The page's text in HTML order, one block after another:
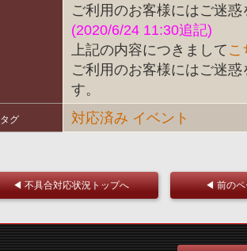
ご利用のお客様にはご迷
(2020/6/24 11:30追記)
上記の内容につきましてこ
ご利用のお客様にはご迷
す。
タグ 対応済み イベント
◀ 不具合対応状況トップへ ◀ 前の